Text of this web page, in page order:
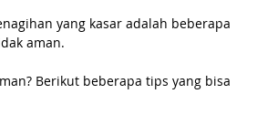
yang kasar adalah beberapa
aman.
Berikut beberapa tips yang bisa